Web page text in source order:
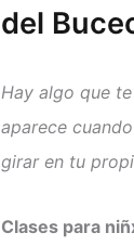
del
Hay algo que
aparece
girar en tu
Clases para